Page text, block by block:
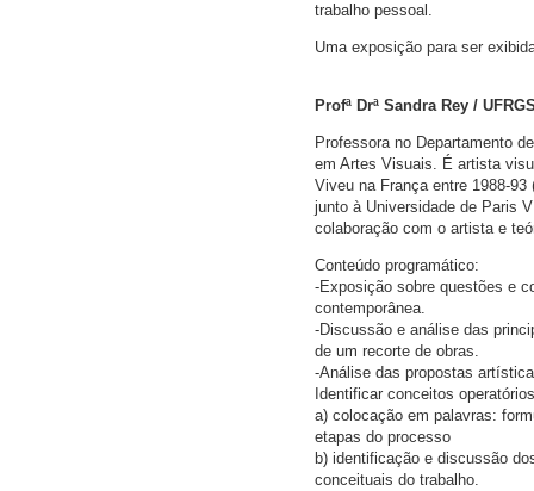
trabalho pessoal.
Uma exposição para ser
Profª Drª Sandra Rey /
Professora no Departamento
em Artes Visuais. É artista
Viveu na França entre 1988-
junto à Universidade de Paris
colaboração com o artista e
Conteúdo programático:
-Exposição sobre questões e
contemporânea.
-Discussão e análise das
de um recorte de obras.
-Análise das propostas
Identificar conceitos
a) colocação em palavras:
etapas do processo
b) identificação e discussão
conceituais do trabalho.